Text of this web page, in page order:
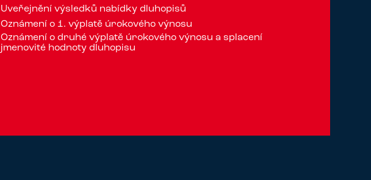
Uveřejnění výsledků nabídky dluhopisů
Oznámení o 1. výplatě úrokového výnosu
Oznámení o druhé výplatě úrokového výnosu a splacení
jmenovité hodnoty dluhopisu